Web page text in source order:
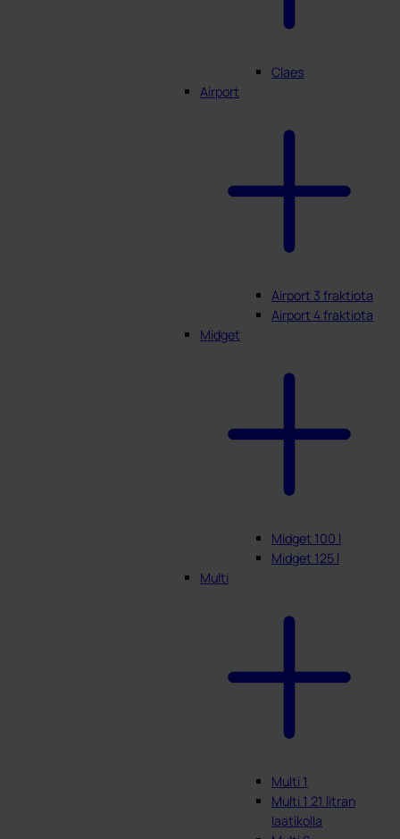
Claes
Airport
Airport 3 fraktiota
Airport 4 fraktiota
Midget
Midget 100 l
Midget 125 l
Multi
Multi 1
Multi 1 21 litran
laatikolla